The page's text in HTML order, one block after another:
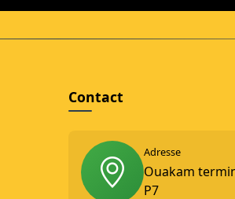
Contact
Adresse
Ouakam
P7